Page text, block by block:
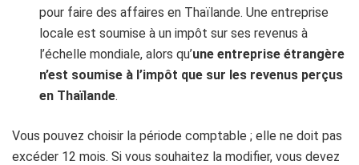
pour faire des affaires en Thaïlande. Une entreprise
locale est soumise à un impôt sur ses revenus à
l’échelle mondiale, alors qu’une entreprise étrangère
n’est soumise à l’impôt que sur les revenus perçus
en Thaïlande.
Vous pouvez choisir la période comptable ; elle ne doit pas
excéder 12 mois. Si vous souhaitez la modifier, vous devez